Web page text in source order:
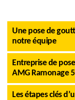
Une pose de
notre équipe
Entreprise de
AMG Ramonage
Les étapes clés